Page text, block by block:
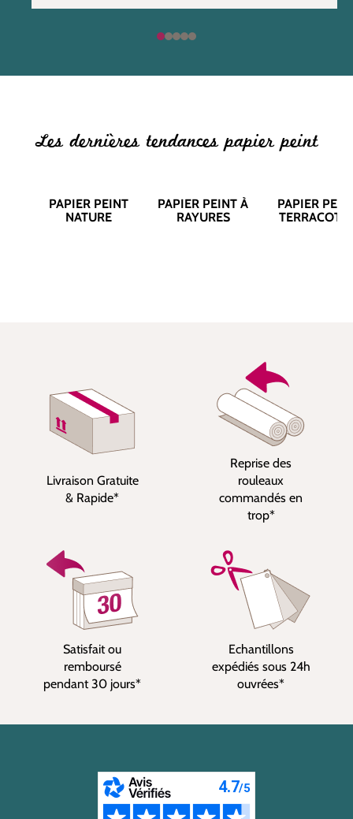
Les dernières tendances papier peint
PAPIER PEINT
NATURE
PAPIER PEINT À
RAYURES
PAPIER
Livraison Gratuite
& Rapide*
Reprise des
rouleaux
commandés en
trop*
Satisfait ou
remboursé
pendant 30 jours*
Echantillons
expédiés sous 24h
ouvrées*